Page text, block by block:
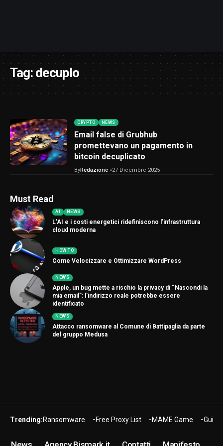
Tag:decuplo
CRYPTO NEWS
Email false di Grubhub
promettevano un pagamento in
bitcoin decuplicato
ByRedazione 27 Dicembre 2025
Must Read
AI NEWS
L’AI e i costi energetici ridefiniscono l’infrastruttura
cloud moderna
HOW TO
Come Velocizzare e Ottimizzare WordPress
NEWS
Apple, un bug mette a rischio la privacy di “Nascondi la
mia email”: l’indirizzo reale potrebbe essere
identificato
NEWS
Attacco ransomware al Comune di Battipaglia da parte
del gruppo Medusa
Trending:Ransomware Free Proxy List MAME Game Guide